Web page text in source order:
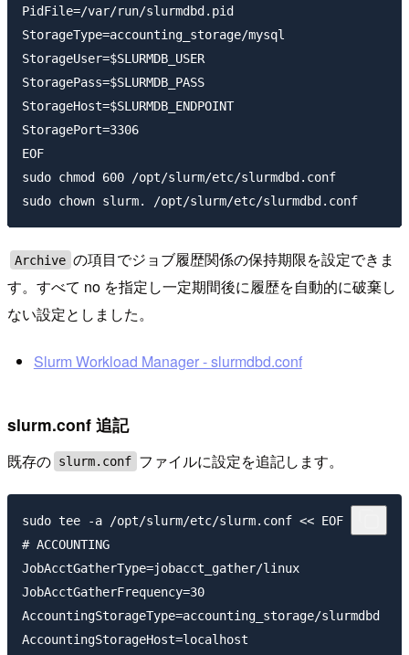
PidFile=/var/run/slurmdbd.pid
StorageType=accounting_storage/mysql
StorageUser=$SLURMDB_USER
StoragePass=$SLURMDB_PASS
StorageHost=$SLURMDB_ENDPOINT
StoragePort=3306
EOF
sudo chmod 600 /opt/slurm/etc/slurmdbd.conf
Archive の項目でジョブ履歴関係の保持期限を設定できま
す。すべて no を指定し一定期間後に履歴を自動的に破棄し
ない設定としました。
Slurm Workload Manager - slurmdbd.conf
slurm.conf 追記
既存の slurm.conf ファイルに設定を追記します。
sudo tee -a /opt/slurm/etc/slurm.conf << EOF
# ACCOUNTING
JobAcctGatherType=jobacct_gather/linux
JobAcctGatherFrequency=30
AccountingStorageType=accounting_storage/slurmdbd
AccountingStorageHost=localhost